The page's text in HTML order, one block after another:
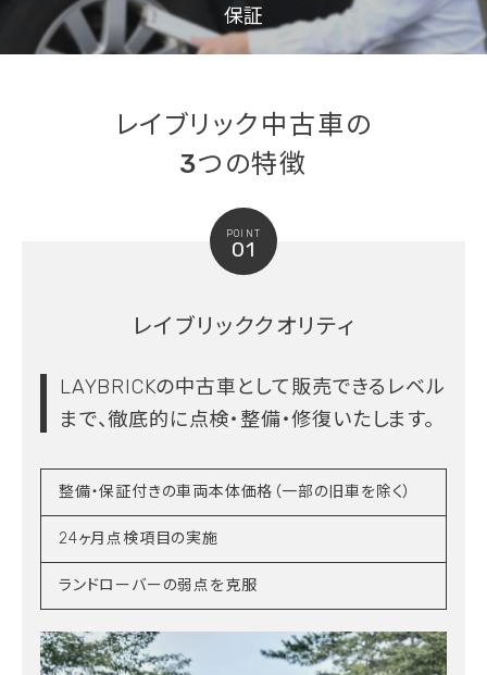
保証
レイブリック中古車の
3つの特徴
POINT
01
レイブリッククオリティ
LAYBRICKの中古車として販売できるレベル
まで、徹底的に点検・整備・修復いたします。
整備・保証付きの車両本体価格（一部の旧車を除く）
24ヶ月点検項目の実施
ランドローバーの弱点を克服